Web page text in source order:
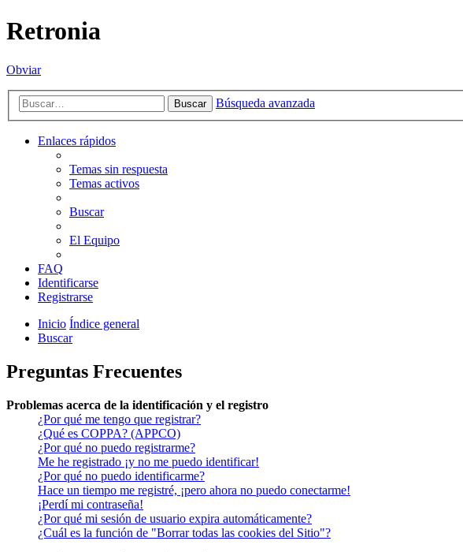
Retronia
Obviar
Buscar Búsqueda avanzada
Enlaces rápidos
Temas sin respuesta
Temas activos
Buscar
El Equipo
FAQ
Identificarse
Registrarse
Inicio Índice general
Buscar
Preguntas Frecuentes
Problemas acerca de la identificación y el registro
¿Por qué me tengo que registrar?
¿Qué es COPPA? (APPCO)
¿Por qué no puedo registrarme?
Me he registrado ¡y no me puedo identificar!
¿Por qué no puedo identificarme?
Hace un tiempo me registré, ¡pero ahora no puedo conectarme!
¡Perdí mi contraseña!
¿Por qué mi sesión de usuario expira automáticamente?
¿Cuál es la función de "Borrar todas las cookies del Sitio"?